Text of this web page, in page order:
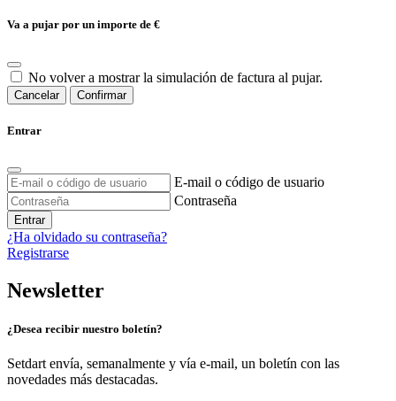
Va a pujar por un importe de €
No volver a mostrar la simulación de factura al pujar.
Cancelar Confirmar
Entrar
E-mail o código de usuario
Contraseña
Entrar
¿Ha olvidado su contraseña?
Registrarse
Newsletter
¿Desea recibir nuestro boletín?
Setdart envía, semanalmente y vía e-mail, un boletín con las
novedades más destacadas.